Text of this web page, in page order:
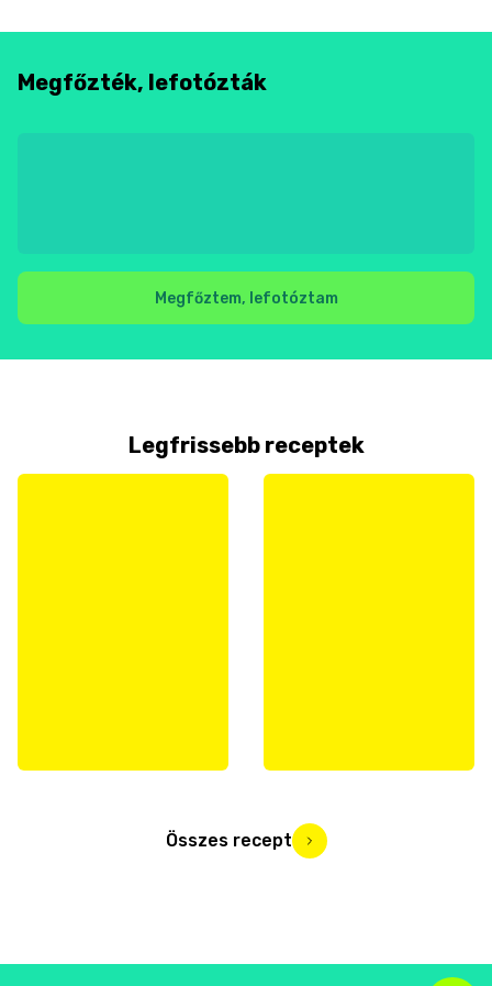
Megfőzték, lefotózták
Megfőztem, lefotóztam
Legfrissebb receptek
Összes recept